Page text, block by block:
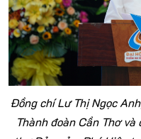
Đồng chí Lư Thị Ngọc
Thành đoàn Cần Thơ